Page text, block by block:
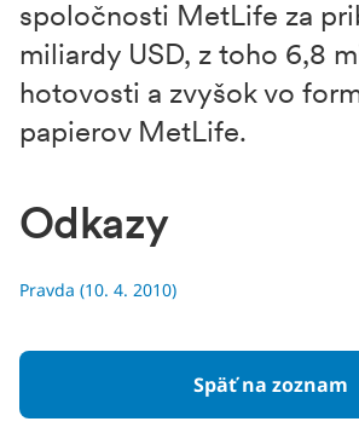
spoločnosti MetLife za
miliardy USD, z toho 6,8
hotovosti a zvyšok vo
papierov MetLife.
Odkazy
Pravda (10. 4. 2010)
Späť na zoznam